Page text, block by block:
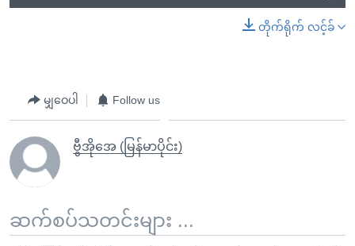
တိုက်ရိုက် လင့်ခ်
မျှဝေပါ Follow us
ဗွီအိုအေ (မြန်မာပိုင်း)
ဆက်စပ်သတင်းများ ...